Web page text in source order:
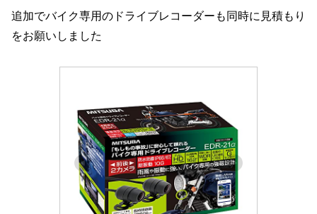
追加でバイク専用のドライブレコーダーも同時に見積もり
をお願いしました